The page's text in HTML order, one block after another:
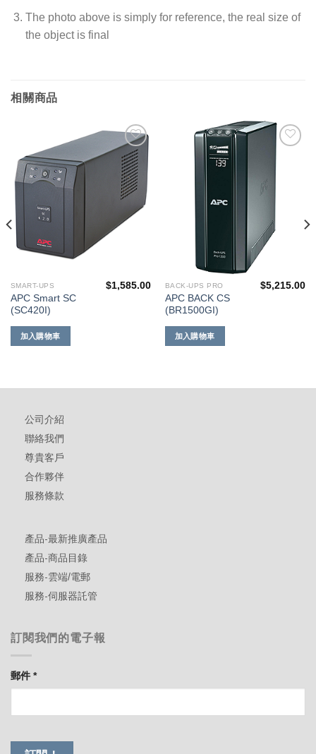
The photo above is simply for reference, the real size of
the object is final
相關商品
添加
到願
望清
單
SMART-UPS
APC Smart SC
(SC420I)
$1,585.00
加入購物車
BACK-UPS PRO
APC BACK CS
(BR1500GI)
$5,215.00
加入購物車
公司介紹
聯絡我們
尊貴客戶
合作夥伴
服務條款
產品-最新推廣產品
產品-商品目錄
服務-雲端/電郵
服務-伺服器託管
訂閱我們的電子報
郵件*